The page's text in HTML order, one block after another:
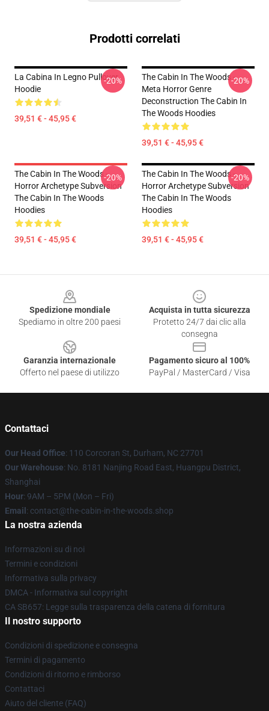
Prodotti correlati
La Cabina In Legno Pullover
Hoodie
39,51 € - 45,95 €
-20%
The Cabin In The Woods -
Meta Horror Genre
Deconstruction The Cabin In
The Woods Hoodies
39,51 € - 45,95 €
-20%
The Cabin In The Woods -
Horror Archetype Subversion
The Cabin In The Woods
Hoodies
39,51 € - 45,95 €
-20%
The Cabin In The Woods -
Horror Archetype Subversion
The Cabin In The Woods
Hoodies
39,51 € - 45,95 €
-20%
Spedizione mondiale
Spediamo in oltre 200 paesi
Acquista in tutta sicurezza
Protetto 24/7 dai clic alla
consegna
Garanzia internazionale
Offerto nel paese di utilizzo
Pagamento sicuro al 100%
PayPal / MasterCard / Visa
Contattaci
Our Head Office: 110 Corcoran St, Durham, NC 27701
Our Warehouse: No. 8181 Nanjing Road East, Huangpu District,
Shanghai
Hour: 9AM – 5PM (Mon – Fri)
Email : contact@the-cabin-in-the-woods.shop
La nostra azienda
Informazioni su di noi
Termini e condizioni
Informativa sulla privacy
DMCA - Informativa sul copyright
CA SB657: Legge sulla trasparenza della catena di fornitura
Il nostro supporto
Condizioni di spedizione e consegna
Termini di pagamento
Condizioni di ritorno e rimborso
Contattaci
Aiuto del cliente (FAQ)